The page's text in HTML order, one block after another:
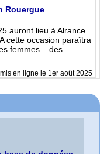
Rouergue
auront lieu à Alrance
cette occasion paraîtra
femmes... des
en ligne le 1er août 2025